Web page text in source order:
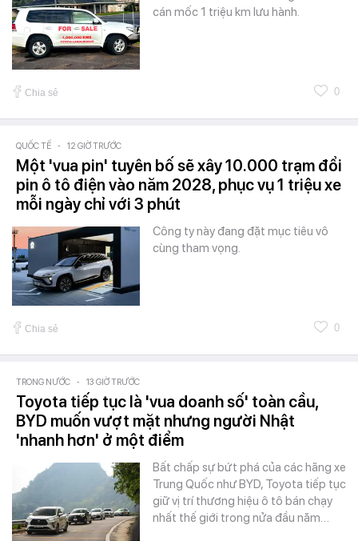
cán mốc 1 triệu km lưu hành.
Chia sẻ 0
QUỐC TẾ - 12 GIỜ TRƯỚC
Một 'vua pin' tuyên bố sẽ xây 10.000 trạm đổi
pin ô tô điện vào năm 2028, phục vụ 1 triệu xe
mỗi ngày chỉ với 3 phút
Công ty này đang đặt mục tiêu vô
cùng tham vọng.
Chia sẻ 0
TRONG NƯỚC - 13 GIỜ TRƯỚC
Toyota tiếp tục là 'vua doanh số' toàn cầu,
BYD muốn vượt mặt nhưng người Nhật
'nhanh hơn' ở một điểm
Bất chấp sự bứt phá của các hãng xe
Trung Quốc như BYD, Toyota tiếp tục
giữ vị trí thương hiệu ô tô bán chạy
nhất thế giới trong nửa đầu năm…